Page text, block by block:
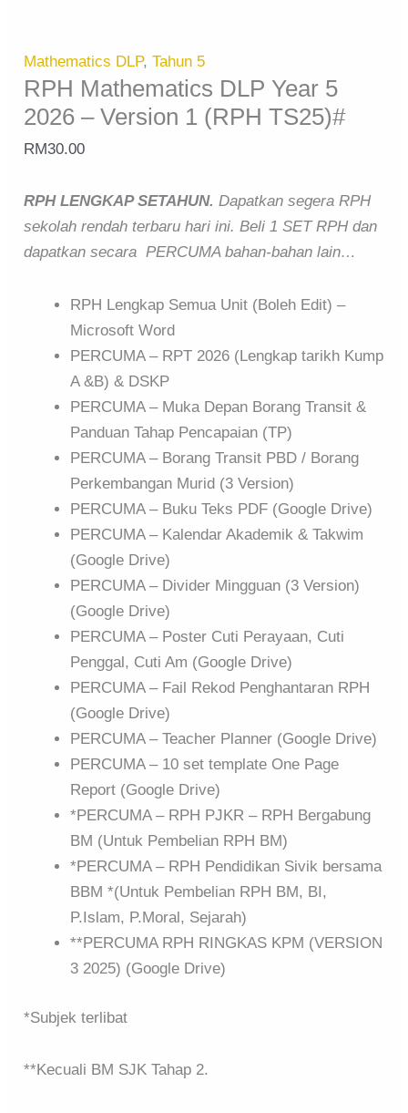
Mathematics DLP,Tahun 5
RPH Mathematics DLP Year 5
2026 – Version 1 (RPH TS25)#
RM30.00
RPH LENGKAP SETAHUN. Dapatkan segera RPH
sekolah rendah terbaru hari ini. Beli 1 SET RPH dan
dapatkan secara PERCUMA bahan-bahan lain…
RPH Lengkap Semua Unit (Boleh Edit) –
Microsoft Word
PERCUMA – RPT 2026 (Lengkap tarikh Kump
A &B) & DSKP
PERCUMA – Muka Depan Borang Transit &
Panduan Tahap Pencapaian (TP)
PERCUMA – Borang Transit PBD / Borang
Perkembangan Murid (3 Version)
PERCUMA – Buku Teks PDF (Google Drive)
PERCUMA – Kalendar Akademik & Takwim
(Google Drive)
PERCUMA – Divider Mingguan (3 Version)
(Google Drive)
PERCUMA – Poster Cuti Perayaan, Cuti
Penggal, Cuti Am (Google Drive)
PERCUMA – Fail Rekod Penghantaran RPH
(Google Drive)
PERCUMA – Teacher Planner (Google Drive)
PERCUMA – 10 set template One Page
Report (Google Drive)
*PERCUMA – RPH PJKR – RPH Bergabung
BM (Untuk Pembelian RPH BM)
*PERCUMA – RPH Pendidikan Sivik bersama
BBM *(Untuk Pembelian RPH BM, BI,
P.Islam, P.Moral, Sejarah)
**PERCUMA RPH RINGKAS KPM (VERSION
3 2025) (Google Drive)
*Subjek terlibat
**Kecuali BM SJK Tahap 2.